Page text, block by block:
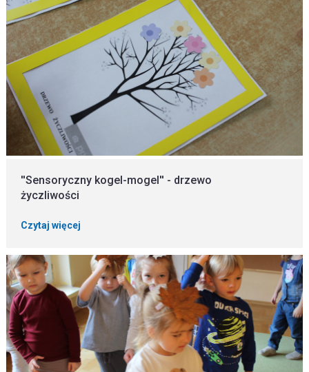
''Sensoryczny kogel-mogel'' - drzewo
życzliwości
Czytaj więcej